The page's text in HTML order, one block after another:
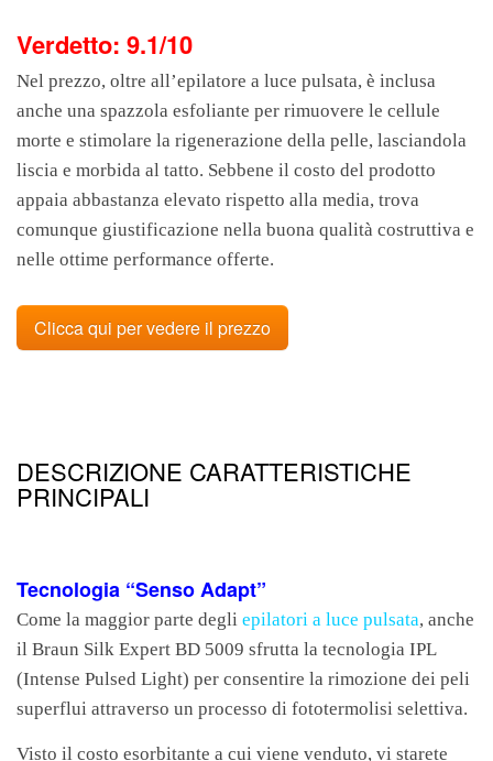
Verdetto: 9.1/10
Nel prezzo, oltre all’epilatore a luce pulsata, è inclusa
anche una spazzola esfoliante per rimuovere le cellule
morte e stimolare la rigenerazione della pelle, lasciandola
liscia e morbida al tatto. Sebbene il costo del prodotto
appaia abbastanza elevato rispetto alla media, trova
comunque giustificazione nella buona qualità costruttiva e
nelle ottime performance offerte.
Clicca qui per vedere il prezzo
DESCRIZIONE CARATTERISTICHE
PRINCIPALI
Tecnologia “Senso Adapt”
Come la maggior parte degli epilatori a luce pulsata, anche
il Braun Silk Expert BD 5009 sfrutta la tecnologia IPL
(Intense Pulsed Light) per consentire la rimozione dei peli
superflui attraverso un processo di fototermolisi selettiva.
Visto il costo esorbitante a cui viene venduto, vi starete